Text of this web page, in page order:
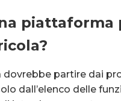
piattaforma
partire dai
dall’elenco delle